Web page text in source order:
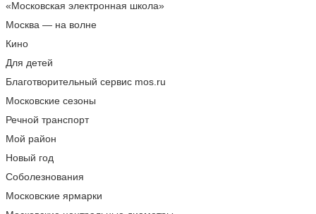
«Московская электронная школа»
Москва — на волне
Кино
Для детей
Благотворительный сервис mos.ru
Московские сезоны
Речной транспорт
Мой район
Новый год
Соболезнования
Московские ярмарки